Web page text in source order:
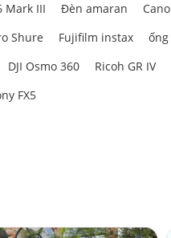
Mark III Đèn amaran
Shure Fujifilm instax
DJI Osmo 360 Ricoh GR IV
FX5